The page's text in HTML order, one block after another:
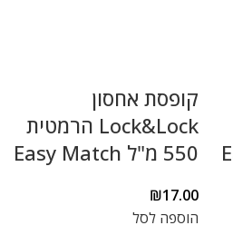
קופסת אחסון
Lock&Lock הרמטית
550 מ"ל Easy Match
₪17.00
הוספה לסל